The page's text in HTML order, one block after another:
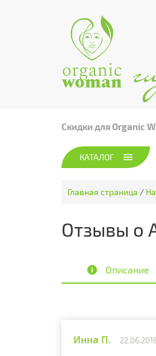
Скидки для Organic
КАТАЛОГ
Главная страница /
Отзывы о
Описание
Инна П.